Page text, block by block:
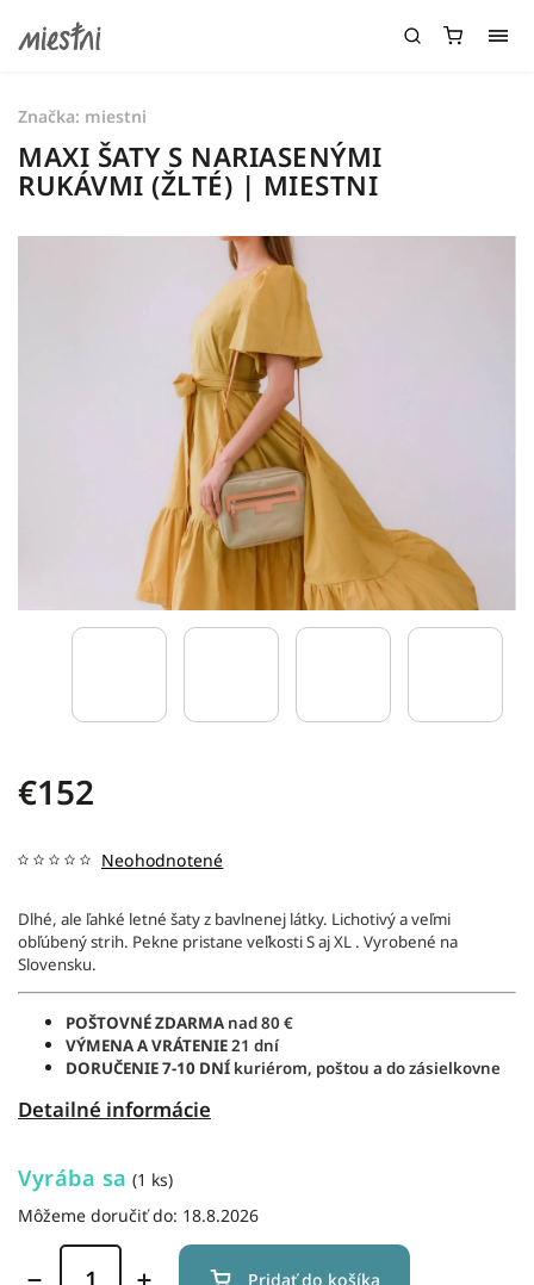
MAXI ŠATY S NARIASENÝMI
RUKÁVMI (ŽLTÉ) | MIESTNI
€152
Neohodnotené
Dlhé, ale ľahké letné šaty z bavlnenej látky. Lichotivý a veľmi
obľúbený strih. Pekne pristane veľkosti S aj XL . Vyrobené na
Slovensku.
POŠTOVNÉ ZDARMA nad 80 €
VÝMENA A VRÁTENIE21 dní
DORUČENIE7-10 DNÍ kuriérom, poštou a do zásielkovne
Detailné informácie
Značka: miestni
Vyrába sa (1 ks)
Môžeme doručiť do: 18.8.2026
Pridať do košíka